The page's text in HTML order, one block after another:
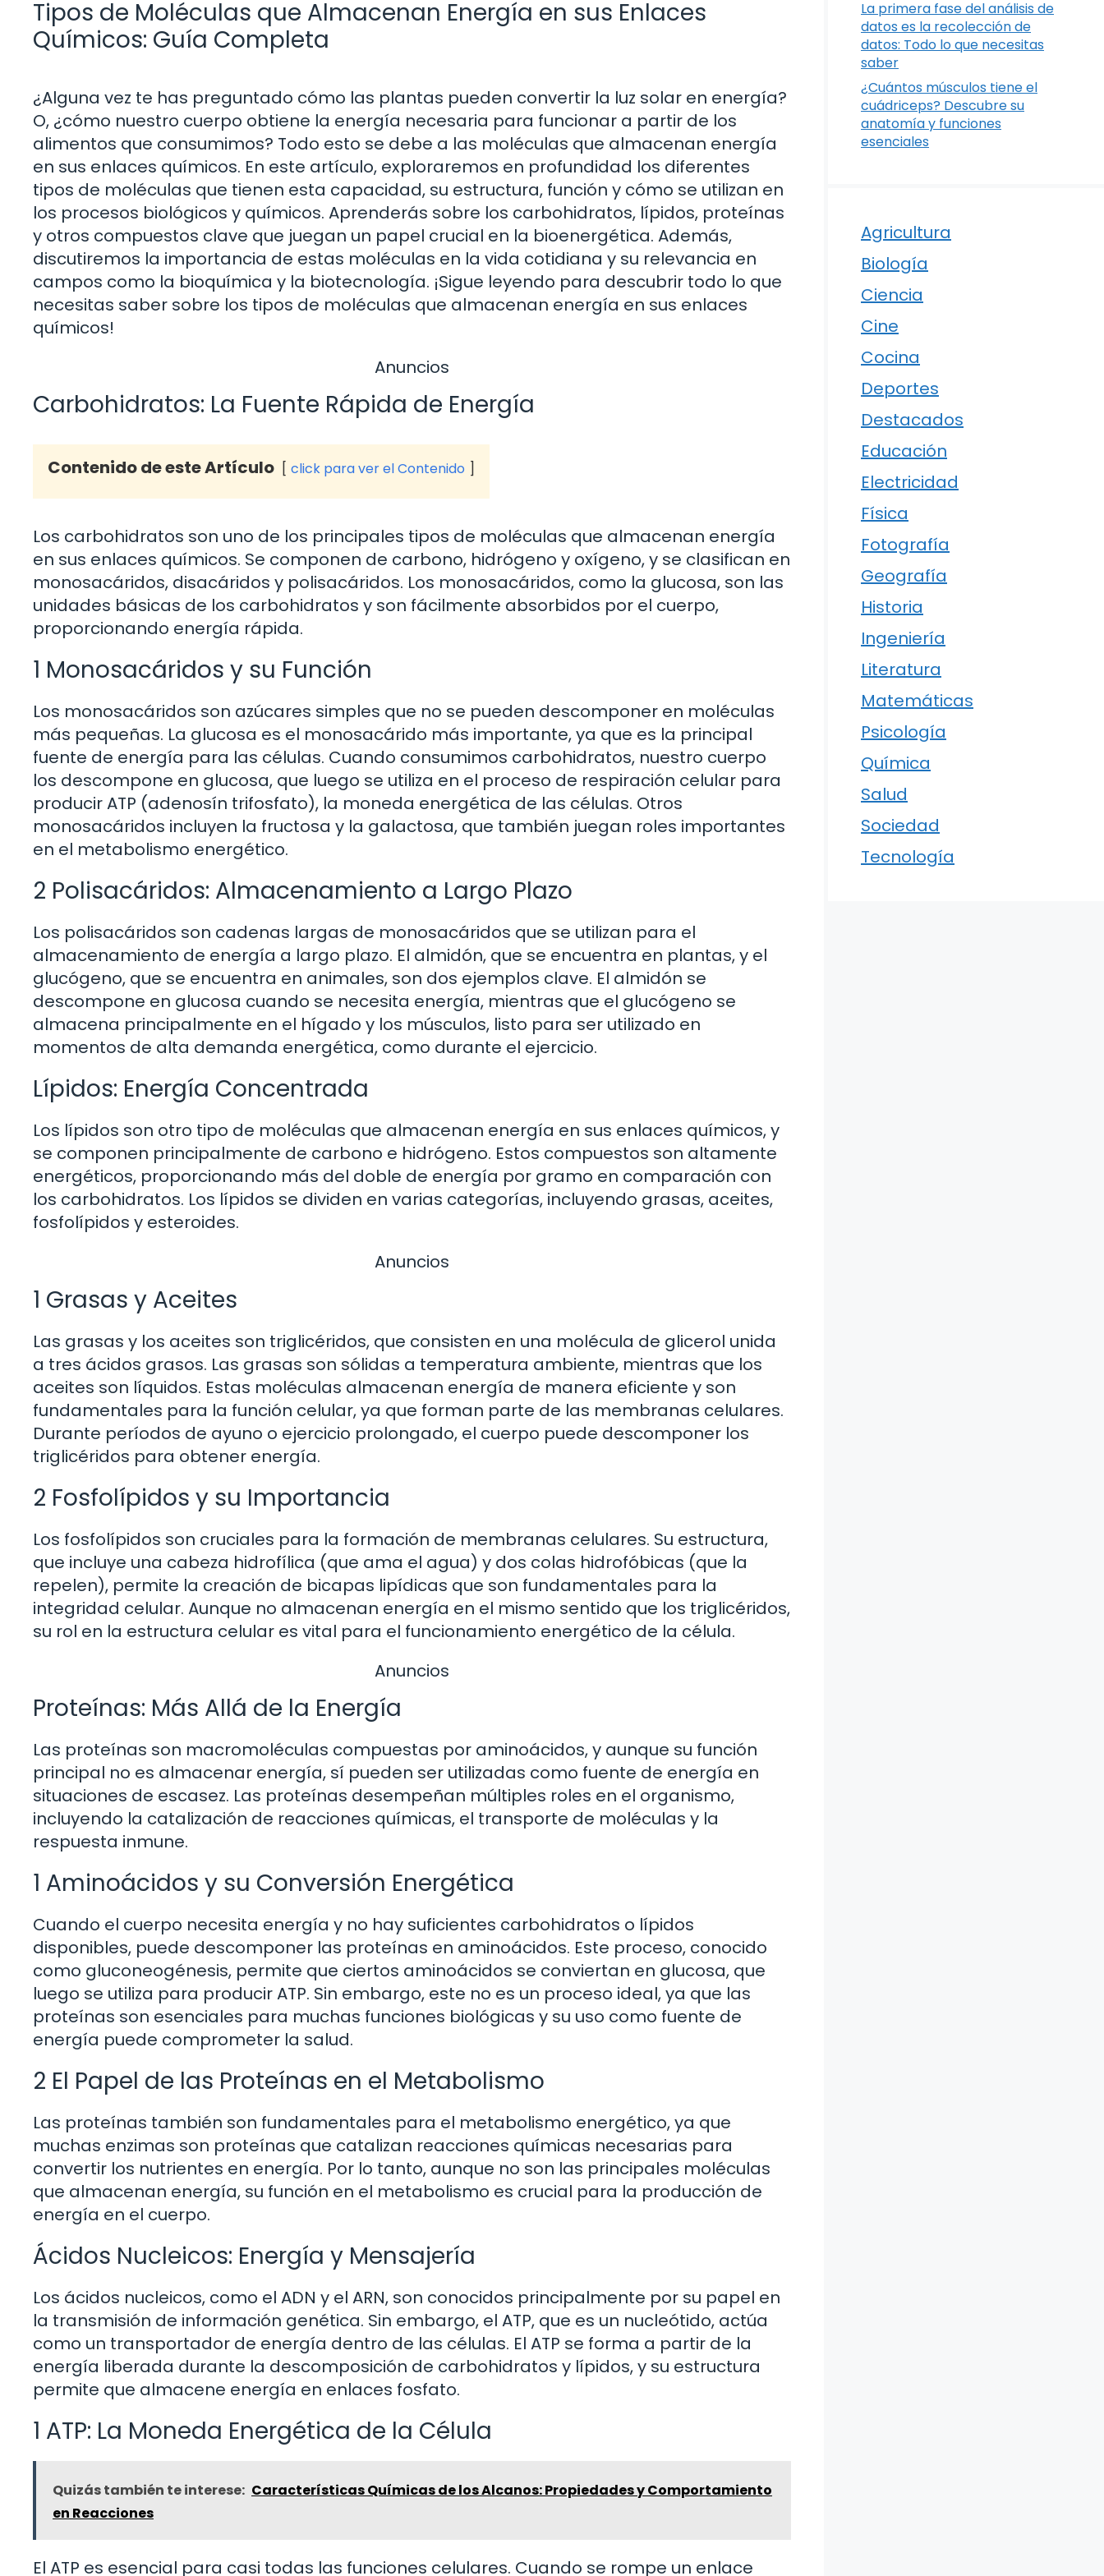
Tipos de Moléculas que Almacenan Energía en sus Enlaces
Químicos: Guía Completa
¿Alguna vez te has preguntado cómo las plantas pueden convertir la luz solar en energía?
O, ¿cómo nuestro cuerpo obtiene la energía necesaria para funcionar a partir de los
alimentos que consumimos? Todo esto se debe a las moléculas que almacenan energía
en sus enlaces químicos. En este artículo, exploraremos en profundidad los diferentes
tipos de moléculas que tienen esta capacidad, su estructura, función y cómo se utilizan en
los procesos biológicos y químicos. Aprenderás sobre los carbohidratos, lípidos, proteínas
y otros compuestos clave que juegan un papel crucial en la bioenergética. Además,
discutiremos la importancia de estas moléculas en la vida cotidiana y su relevancia en
campos como la bioquímica y la biotecnología. ¡Sigue leyendo para descubrir todo lo que
necesitas saber sobre los tipos de moléculas que almacenan energía en sus enlaces
químicos!
Anuncios
Carbohidratos: La Fuente Rápida de Energía
Contenido de este Artículo click para ver el Contenido
Los carbohidratos son uno de los principales tipos de moléculas que almacenan energía
en sus enlaces químicos. Se componen de carbono, hidrógeno y oxígeno, y se clasifican en
monosacáridos, disacáridos y polisacáridos. Los monosacáridos, como la glucosa, son las
unidades básicas de los carbohidratos y son fácilmente absorbidos por el cuerpo,
proporcionando energía rápida.
1 Monosacáridos y su Función
Los monosacáridos son azúcares simples que no se pueden descomponer en moléculas
más pequeñas. La glucosa es el monosacárido más importante, ya que es la principal
fuente de energía para las células. Cuando consumimos carbohidratos, nuestro cuerpo
los descompone en glucosa, que luego se utiliza en el proceso de respiración celular para
producir ATP (adenosín trifosfato), la moneda energética de las células. Otros
monosacáridos incluyen la fructosa y la galactosa, que también juegan roles importantes
en el metabolismo energético.
2 Polisacáridos: Almacenamiento a Largo Plazo
Los polisacáridos son cadenas largas de monosacáridos que se utilizan para el
almacenamiento de energía a largo plazo. El almidón, que se encuentra en plantas, y el
glucógeno, que se encuentra en animales, son dos ejemplos clave. El almidón se
descompone en glucosa cuando se necesita energía, mientras que el glucógeno se
almacena principalmente en el hígado y los músculos, listo para ser utilizado en
momentos de alta demanda energética, como durante el ejercicio.
Lípidos: Energía Concentrada
Los lípidos son otro tipo de moléculas que almacenan energía en sus enlaces químicos, y
se componen principalmente de carbono e hidrógeno. Estos compuestos son altamente
energéticos, proporcionando más del doble de energía por gramo en comparación con
los carbohidratos. Los lípidos se dividen en varias categorías, incluyendo grasas, aceites,
fosfolípidos y esteroides.
Anuncios
1 Grasas y Aceites
Las grasas y los aceites son triglicéridos, que consisten en una molécula de glicerol unida
a tres ácidos grasos. Las grasas son sólidas a temperatura ambiente, mientras que los
aceites son líquidos. Estas moléculas almacenan energía de manera eficiente y son
fundamentales para la función celular, ya que forman parte de las membranas celulares.
Durante períodos de ayuno o ejercicio prolongado, el cuerpo puede descomponer los
triglicéridos para obtener energía.
2 Fosfolípidos y su Importancia
Los fosfolípidos son cruciales para la formación de membranas celulares. Su estructura,
que incluye una cabeza hidrofílica (que ama el agua) y dos colas hidrofóbicas (que la
repelen), permite la creación de bicapas lipídicas que son fundamentales para la
integridad celular. Aunque no almacenan energía en el mismo sentido que los triglicéridos,
su rol en la estructura celular es vital para el funcionamiento energético de la célula.
Anuncios
Proteínas: Más Allá de la Energía
Las proteínas son macromoléculas compuestas por aminoácidos, y aunque su función
principal no es almacenar energía, sí pueden ser utilizadas como fuente de energía en
situaciones de escasez. Las proteínas desempeñan múltiples roles en el organismo,
incluyendo la catalización de reacciones químicas, el transporte de moléculas y la
respuesta inmune.
1 Aminoácidos y su Conversión Energética
Cuando el cuerpo necesita energía y no hay suficientes carbohidratos o lípidos
disponibles, puede descomponer las proteínas en aminoácidos. Este proceso, conocido
como gluconeogénesis, permite que ciertos aminoácidos se conviertan en glucosa, que
luego se utiliza para producir ATP. Sin embargo, este no es un proceso ideal, ya que las
proteínas son esenciales para muchas funciones biológicas y su uso como fuente de
energía puede comprometer la salud.
2 El Papel de las Proteínas en el Metabolismo
Las proteínas también son fundamentales para el metabolismo energético, ya que
muchas enzimas son proteínas que catalizan reacciones químicas necesarias para
convertir los nutrientes en energía. Por lo tanto, aunque no son las principales moléculas
que almacenan energía, su función en el metabolismo es crucial para la producción de
energía en el cuerpo.
Ácidos Nucleicos: Energía y Mensajería
Los ácidos nucleicos, como el ADN y el ARN, son conocidos principalmente por su papel en
la transmisión de información genética. Sin embargo, el ATP, que es un nucleótido, actúa
como un transportador de energía dentro de las células. El ATP se forma a partir de la
energía liberada durante la descomposición de carbohidratos y lípidos, y su estructura
permite que almacene energía en enlaces fosfato.
1 ATP: La Moneda Energética de la Célula
Quizás también te interese: Características Químicas de los Alcanos: Propiedades y Comportamiento
en Reacciones
El ATP es esencial para casi todas las funciones celulares. Cuando se rompe un enlace
La primera fase del análisis de
datos es la recolección de
datos: Todo lo que necesitas
saber
¿Cuántos músculos tiene el
cuádriceps? Descubre su
anatomía y funciones
esenciales
Agricultura
Biología
Ciencia
Cine
Cocina
Deportes
Destacados
Educación
Electricidad
Física
Fotografía
Geografía
Historia
Ingeniería
Literatura
Matemáticas
Psicología
Química
Salud
Sociedad
Tecnología